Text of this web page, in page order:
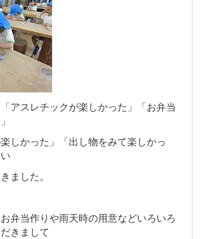
アスレチックが楽しかった」「お弁当
しかった」「出し物をみて楽しかっ
ました。
弁当作りや雨天時の用意などいろいろ
きまして